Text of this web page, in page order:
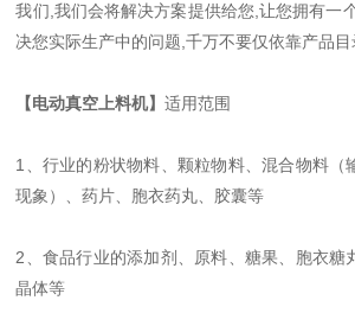
我们,我们会将解决方案提供给您,让您拥有一
决您实际生产中的问题,千万不要仅依靠产品目
【电动真空上料机】适用范围
1、行业的粉状物料、颗粒物料、混合物料（
现象）、药片、胞衣药丸、胶囊等
2、食品行业的添加剂、原料、糖果、胞衣糖
晶体等